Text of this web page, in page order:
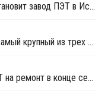
Novapet во второй половине июня остановит завод ПЭТ в Испании на профилактику
Novapet остановит на профилактику самый крупный из трех заводов ПЭТ в Испании
Novapet закрывает производство ПЭТ на ремонт в конце сентября